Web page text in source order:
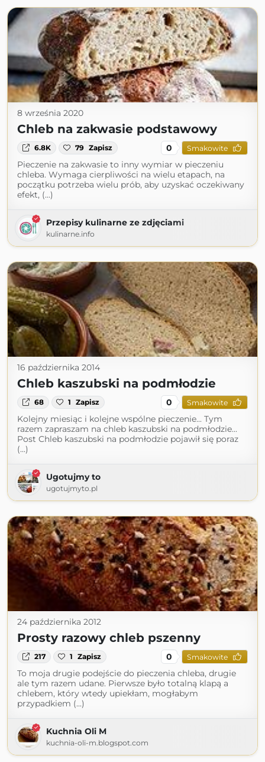
8 września 2020
Chleb na zakwasie podstawowy
6.8K 79 Zapisz 0 Smakowite
Pieczenie na zakwasie to inny wymiar w pieczeniu
chleba. Wymaga cierpliwości na wielu etapach, na
początku potrzeba wielu prób, aby uzyskać oczekiwany
efekt, (...)
Przepisy kulinarne ze zdjęciami
kulinarne.info
16 października 2014
Chleb kaszubski na podmłodzie
68 1 Zapisz 0 Smakowite
Kolejny miesiąc i kolejne wspólne pieczenie... Tym
razem zapraszam na chleb kaszubski na podmłodzie...
Post Chleb kaszubski na podmłodzie pojawił się poraz
(...)
Ugotujmy to
ugotujmyto.pl
24 października 2012
Prosty razowy chleb pszenny
217 1 Zapisz 0 Smakowite
To moja drugie podejście do pieczenia chleba, drugie
ale tym razem udane. Pierwsze było totalną klapą a
chlebem, który wtedy upiekłam, mogłabym
przypadkiem (...)
Kuchnia Oli M
kuchnia-oli-m.blogspot.com